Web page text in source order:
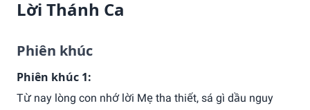
Lời Thánh Ca
Phiên khúc
Phiên khúc 1:
Từ nay lòng con nhớ lời Mẹ tha thiết, sá gì dầu nguy